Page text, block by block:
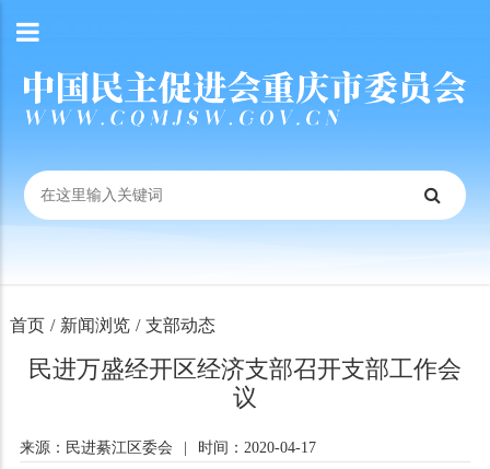
首页 / 新闻浏览 / 支部动态
民进万盛经开区经济支部召开支部工作会
议
来源：民进綦江区委会 时间：2020-04-17